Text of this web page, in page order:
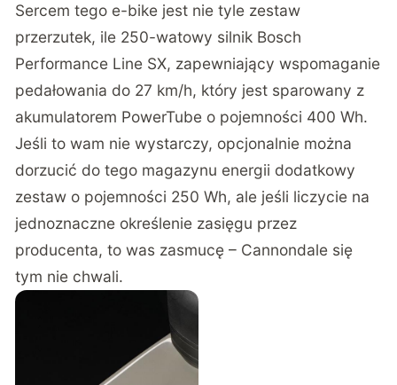
Sercem tego e-bike jest nie tyle zestaw
przerzutek, ile 250-watowy silnik Bosch
Performance Line SX, zapewniający wspomaganie
pedałowania do 27 km/h, który jest sparowany z
akumulatorem PowerTube o pojemności 400 Wh.
Jeśli to wam nie wystarczy, opcjonalnie można
dorzucić do tego magazynu energii dodatkowy
zestaw o pojemności 250 Wh, ale jeśli liczycie na
jednoznaczne określenie zasięgu przez
producenta, to was zasmucę – Cannondale się
tym nie chwali.